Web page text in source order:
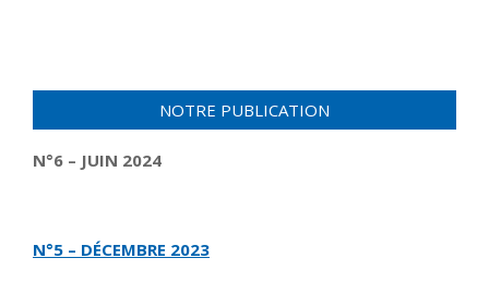
NOTRE PUBLICATION
N°6 – JUIN 2024
N°5 – DÉCEMBRE 2023